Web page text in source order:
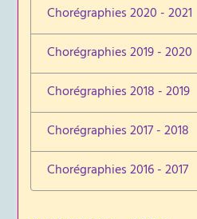
Chorégraphies 2020 - 2021
Chorégraphies 2019 - 2020
Chorégraphies 2018 - 2019
Chorégraphies 2017 - 2018
Chorégraphies 2016 - 2017